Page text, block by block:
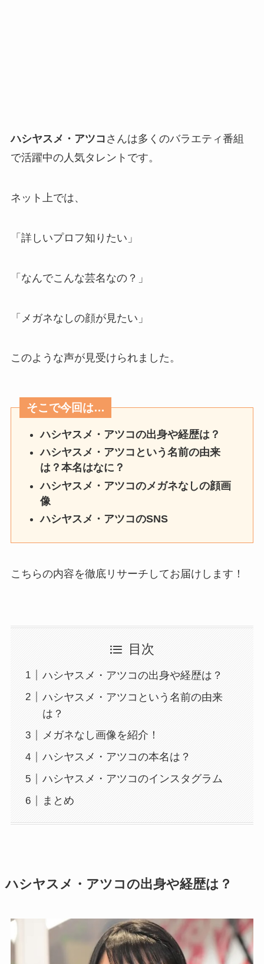
ハシヤスメ・アツコ さんは多くのバラエティ番組
で活躍中の人気タレントです。
ネット上では、
「詳しいプロフ知りたい」
「なんでこんな芸名なの？」
「メガネなしの顔が見たい」
このような声が見受けられました。
そこで今回は…
ハシヤスメ・アツコの出身や経歴は？
ハシヤスメ・アツコという名前の由来
は？本名はなに？
ハシヤスメ・アツコのメガネなしの顔画
像
ハシヤスメ・アツコのSNS
こちらの内容を徹底リサーチしてお届けします！
目次
ハシヤスメ・アツコの出身や経歴は？
ハシヤスメ・アツコという名前の由来
は？
メガネなし画像を紹介！
ハシヤスメ・アツコの本名は？
ハシヤスメ・アツコのインスタグラム
まとめ
ハシヤスメ・アツコの出身や経歴は？